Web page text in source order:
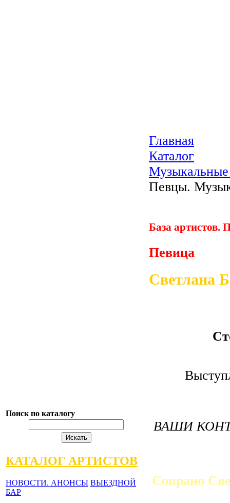
Поиск по каталогу
КАТАЛОГ АРТИСТОВ
НОВОСТИ. АНОНСЫ ВЫЕЗДНОЙ
БАР
Главная
Каталог
Певцы.
База артистов.
Певица
Светлана
ВАШИ
Сопрано